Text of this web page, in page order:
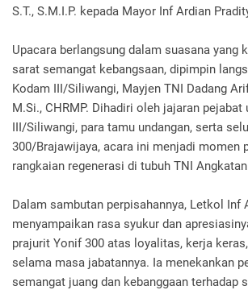
S.T., S.M.I.P. kepada Mayor Inf Ardian
Upacara berlangsung dalam suasana yang
sarat semangat kebangsaan, dipimpin
Kodam III/Siliwangi, Mayjen TNI Dadang
M.Si., CHRMP. Dihadiri oleh jajaran pejabat
III/Siliwangi, para tamu undangan, serta
300/Brajawijaya, acara ini menjadi momen
rangkaian regenerasi di tubuh TNI
Dalam sambutan perpisahannya, Letkol Inf
menyampaikan rasa syukur dan
prajurit Yonif 300 atas loyalitas, kerja
selama masa jabatannya. Ia menekankan
semangat juang dan kebanggaan terhadap